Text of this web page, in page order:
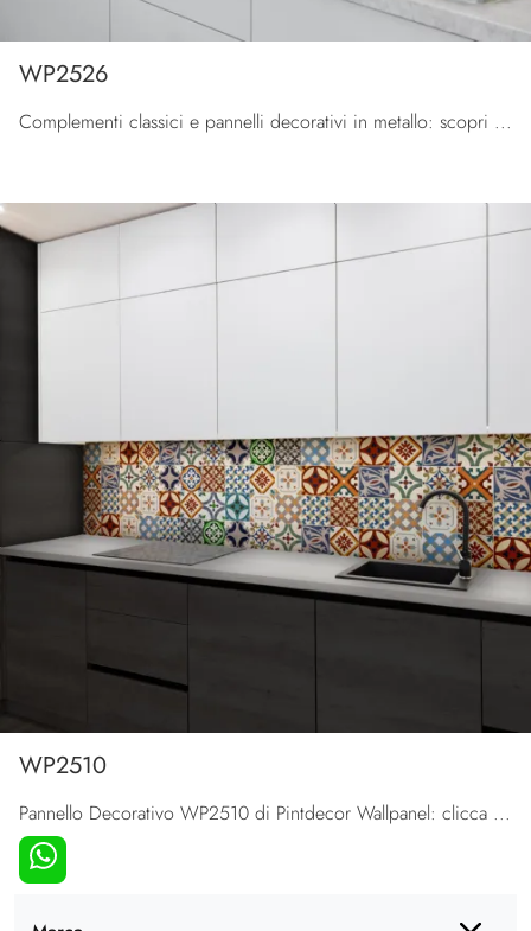
WP2526
Complementi classici e pannelli decorativi in metallo: scopri di più sul modello WP2526 di Pintdecor Wallpanel e potrai arricchire i tuoi spazi.
WP2510
Pannello Decorativo WP2510 di Pintdecor Wallpanel: clicca e scopri di più sui Complementi e pannelli decorativi classici in metallo del noto e ...